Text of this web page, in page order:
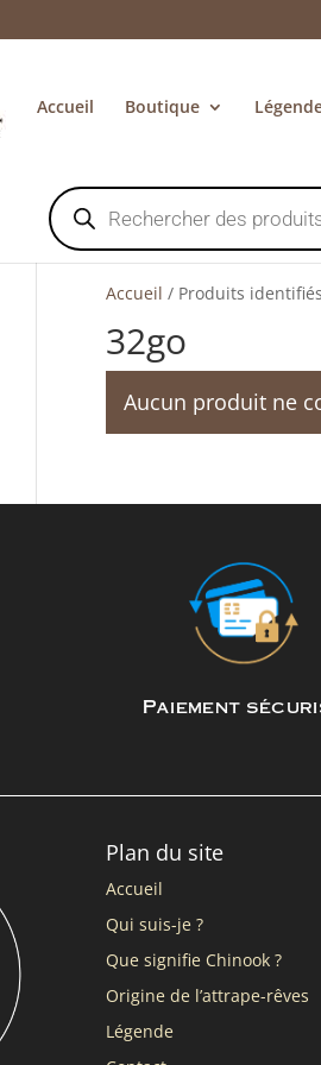
Accueil Boutique
Recherche
de
produits
Accueil / Produits identifiés
32go
Aucun produit ne
Paiement
Plan du site
Accueil
Qui suis-je ?
Que signifie Chinook ?
Origine de l’attrape-rêves
Légende